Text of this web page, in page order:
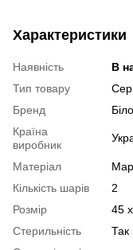
Характеристики
Наявність
В
Тип товару
Бренд
Країна
виробник
Матеріал
Кількість шарів
2
Розмір
45
Стерильність
Так